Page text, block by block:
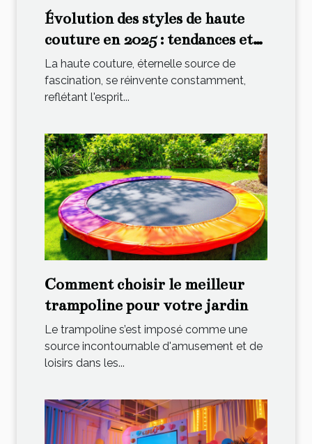
Évolution des styles de haute
couture en 2025 : tendances et
influences
La haute couture, éternelle source de
fascination, se réinvente constamment,
reflétant l'esprit...
Comment choisir le meilleur
trampoline pour votre jardin
Le trampoline s’est imposé comme une
source incontournable d'amusement et de
loisirs dans les...